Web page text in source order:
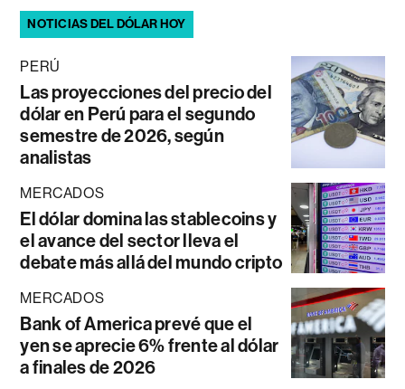
NOTICIAS DEL DÓLAR HOY
PERÚ
Las proyecciones del precio del
dólar en Perú para el segundo
semestre de 2026, según
analistas
MERCADOS
El dólar domina las stablecoins y
el avance del sector lleva el
debate más allá del mundo cripto
MERCADOS
Bank of America prevé que el
yen se aprecie 6% frente al dólar
a finales de 2026